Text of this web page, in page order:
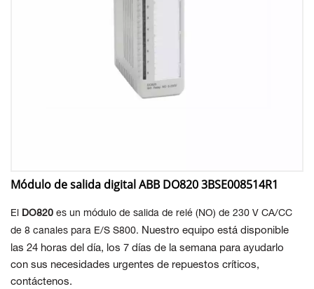
Módulo de salida digital ABB DO820 3BSE008514R1
El DO820 es un módulo de salida de relé (NO) de 230 V CA/CC
de 8 canales para E/S S800. Nuestro equipo está disponible
las 24 horas del día, los 7 días de la semana para ayudarlo
con sus necesidades urgentes de repuestos críticos,
contáctenos.